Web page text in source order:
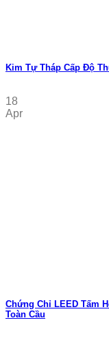
Kim Tự Tháp Cấp Độ
18
Apr
Chứng Chỉ LEED Tấm
Toàn Cầu